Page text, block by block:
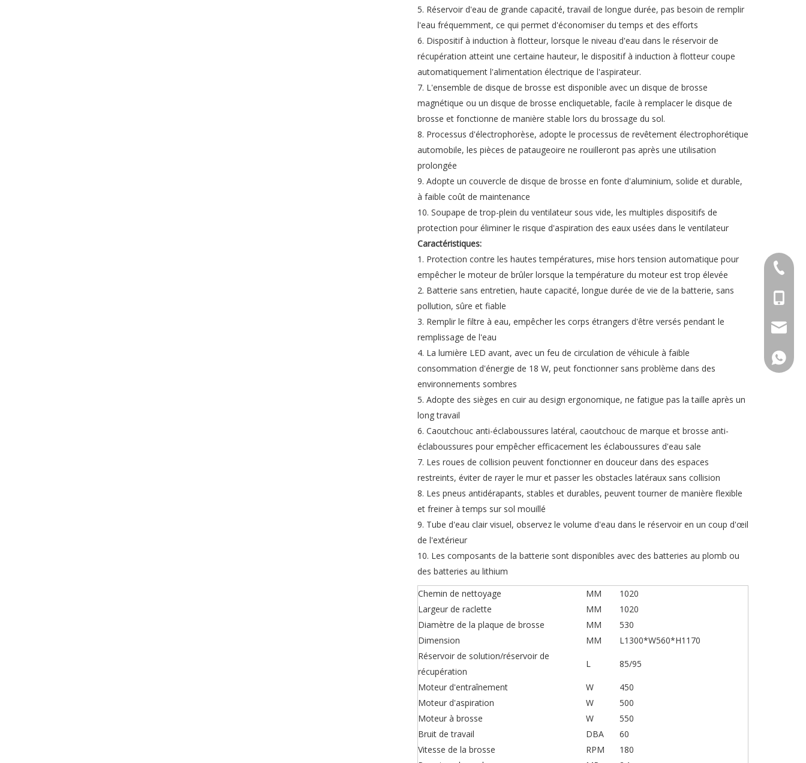
5. Réservoir d'eau de grande capacité, travail de longue durée, pas besoin de remplir
l'eau fréquemment, ce qui permet d'économiser du temps et des efforts
6. Dispositif à induction à flotteur, lorsque le niveau d'eau dans le réservoir de
récupération atteint une certaine hauteur, le dispositif à induction à flotteur coupe
automatiquement l'alimentation électrique de l'aspirateur.
7. L'ensemble de disque de brosse est disponible avec un disque de brosse
magnétique ou un disque de brosse encliquetable, facile à remplacer le disque de
brosse et fonctionne de manière stable lors du brossage du sol.
8. Processus d'électrophorèse, adopte le processus de revêtement électrophorétique
automobile, les pièces de pataugeoire ne rouilleront pas après une utilisation
prolongée
9. Adopte un couvercle de disque de brosse en fonte d'aluminium, solide et durable,
à faible coût de maintenance
10. Soupape de trop-plein du ventilateur sous vide, les multiples dispositifs de
protection pour éliminer le risque d'aspiration des eaux usées dans le ventilateur
Caractéristiques:
1. Protection contre les hautes températures, mise hors tension automatique pour
empêcher le moteur de brûler lorsque la température du moteur est trop élevée
2. Batterie sans entretien, haute capacité, longue durée de vie de la batterie, sans
pollution, sûre et fiable
3. Remplir le filtre à eau, empêcher les corps étrangers d'être versés pendant le
remplissage de l'eau
4. La lumière LED avant, avec un feu de circulation de véhicule à faible
consommation d'énergie de 18 W, peut fonctionner sans problème dans des
environnements sombres
5. Adopte des sièges en cuir au design ergonomique, ne fatigue pas la taille après un
long travail
6. Caoutchouc anti-éclaboussures latéral, caoutchouc de marque et brosse anti-
éclaboussures pour empêcher efficacement les éclaboussures d'eau sale
7. Les roues de collision peuvent fonctionner en douceur dans des espaces
restreints, éviter de rayer le mur et passer les obstacles latéraux sans collision
8. Les pneus antidérapants, stables et durables, peuvent tourner de manière flexible
et freiner à temps sur sol mouillé
9. Tube d'eau clair visuel, observez le volume d'eau dans le réservoir en un coup d'œil
de l'extérieur
10. Les composants de la batterie sont disponibles avec des batteries au plomb ou
des batteries au lithium
Chemin de nettoyage
MM
1020
Largeur de raclette
MM
1020
Diamètre de la plaque de brosse
MM
530
Dimension
MM
L1300*W560*H1170
Réservoir de solution/réservoir de
récupération
L 85/95
Moteur d'entraînement W
450
Moteur d'aspiration
W
500
Moteur à brosse
W
550
Bruit de travail
DBA
60
Vitesse de la brosse
RPM
180
+86-
+86-